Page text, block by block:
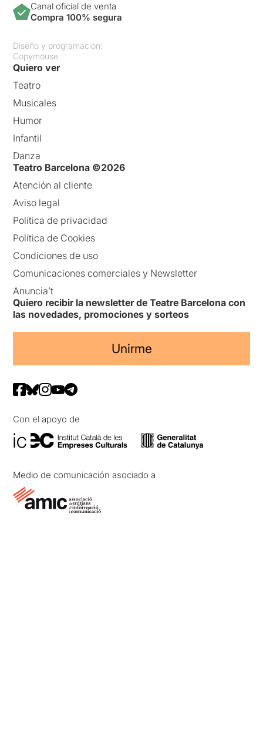
Canal oficial de venta
Compra 100% segura
Diseño y programación:
Copymouse
Quiero ver
Teatro
Musicales
Humor
Infantil
Danza
Teatro Barcelona ©2026
Atención al cliente
Aviso legal
Política de privacidad
Política de Cookies
Condiciones de uso
Comunicaciones comerciales y Newsletter
Anuncia’t
Quiero recibir la newsletter de Teatre Barcelona con
las novedades, promociones y sorteos
Unirme
Con el apoyo de
Medio de comunicación asociado a